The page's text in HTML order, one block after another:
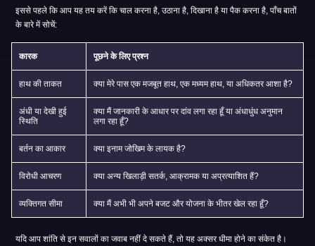
इससे पहले कि आप यह तय करें कि चाल करना है, उठाना है, दिखाना है या पैक करना है, पाँच बातों
के बारे में सोचें:
कारक पूछने के लिए प्रश्न
हाथ की ताकत क्या मेरे पास एक मजबूत हाथ, एक मध्यम हाथ, या अधिकतर आशा है?
अंधी या देखी हुई
स्थिति
क्या मैं जानकारी के आधार पर दांव लगा रहा हूँ या अंधाधुंध अनुमान
लगा रहा हूँ?
बर्तन का आकार क्या इनाम जोखिम के लायक है?
विरोधी आचरण क्या अन्य खिलाड़ी सतर्क, आक्रामक या अप्रत्याशित हैं?
व्यक्तिगत सीमा क्या मैं अभी भी अपने बजट और योजना के भीतर खेल रहा हूँ?
यदि आप शांति से इन सवालों का जवाब नहीं दे सकते हैं, तो यह अक्सर धीमा होने का संकेत है।